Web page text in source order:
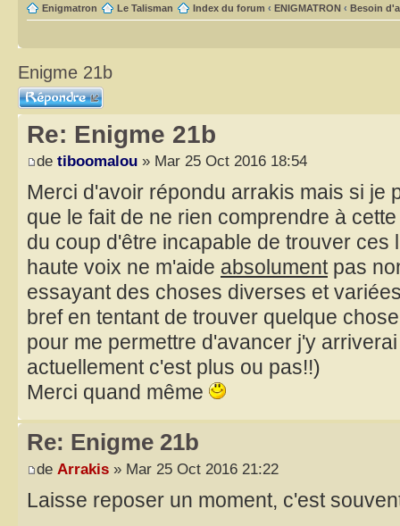
Enigmatron Le Talisman Index du forum ‹ ENIGMATRON ‹ Besoin
Enigme 21b
Répondre
Re: Enigme 21b
de tiboomalou » Mar 25 Oct 2016 18:54
Merci d'avoir répondu arrakis mais si je
que le fait de ne rien comprendre à
du coup d'être incapable de trouver ces
haute voix ne m'aide absolumentpas
essayant des choses diverses et
bref en tentant de trouver quelque
pour me permettre d'avancer j'y
actuellement c'est plus ou pas!!)
Merci quand même
Re: Enigme 21b
de Arrakis » Mar 25 Oct 2016 21:22
Laisse reposer un moment, c'est